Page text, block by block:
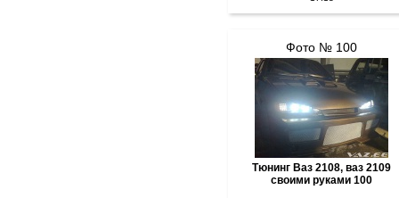
Фото № 100
Тюнинг Ваз 2108, ваз 2109
своими руками 100